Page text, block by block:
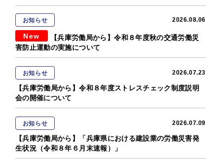
お知らせ 2026.08.06
New
【兵庫労働局から】令和８年度秋の交通労働災
害防止運動の実施について
お知らせ 2026.07.23
【兵庫労働局から】令和８年度ストレスチェック制度説明
会の開催について
お知らせ 2026.07.09
【兵庫労働局から】「兵庫県における建設業の労働災害発
生状況（令和８年６月末速報）」